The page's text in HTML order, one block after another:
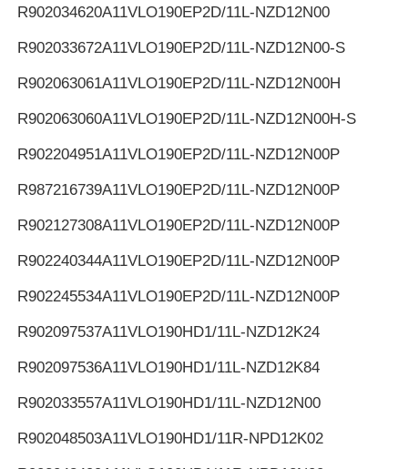
R902034620A11VLO190EP2D/11L-NZD12N00
R902033672A11VLO190EP2D/11L-NZD12N00-S
R902063061A11VLO190EP2D/11L-NZD12N00H
R902063060A11VLO190EP2D/11L-NZD12N00H-S
R902204951A11VLO190EP2D/11L-NZD12N00P
R987216739A11VLO190EP2D/11L-NZD12N00P
R902127308A11VLO190EP2D/11L-NZD12N00P
R902240344A11VLO190EP2D/11L-NZD12N00P
R902245534A11VLO190EP2D/11L-NZD12N00P
R902097537A11VLO190HD1/11L-NZD12K24
R902097536A11VLO190HD1/11L-NZD12K84
R902033557A11VLO190HD1/11L-NZD12N00
R902048503A11VLO190HD1/11R-NPD12K02